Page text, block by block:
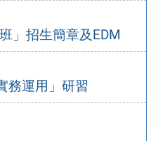
」招生簡章及EDM
務運用」研習